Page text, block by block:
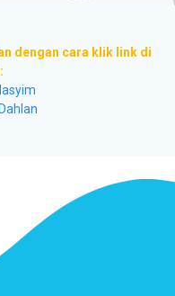
dengan cara klik link di